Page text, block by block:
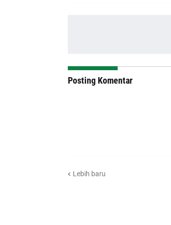
Posting Komentar
Lebih baru